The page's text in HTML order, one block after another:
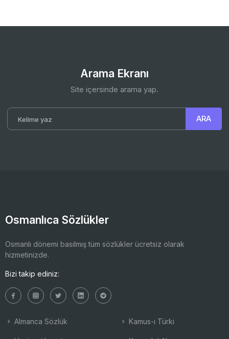
Arama Ekranı
Site içersinde arama yap.
Osmanlıca Sözlükler
Osmanlı dönemi basılmış tüm sözlükler ücretsiz olarak
hizmetinizde.
Bizi takip ediniz:
Almanca Sözlük Kamus-ı Türki